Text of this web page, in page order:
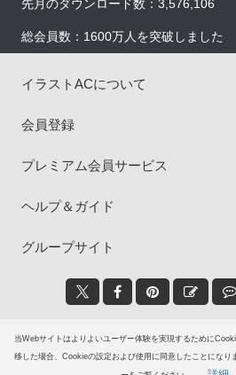
当Webサイトはよりよいユーザー体験を実現するために
移した場合、Cookieの設定および使用に同意したことになり
先月のダウンロード数：3,576,106
総会員数：1600万人を突破しました
イラストACについて
会員登録
プレミアム会員サービス
ヘルプ＆ガイド
グループサイト